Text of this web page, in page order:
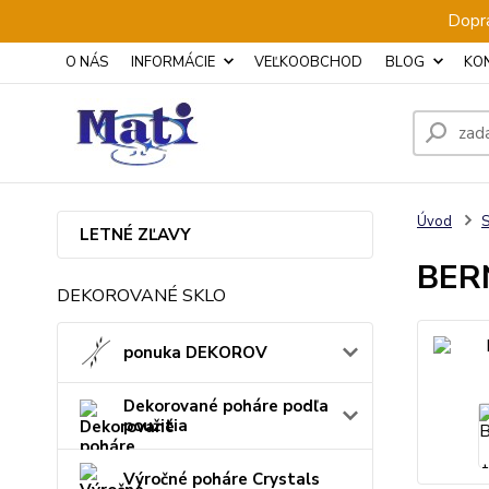
O NÁS INFORMÁCIE VEĽKOOBCHOD BLOG
LETNÉ ZĽAVY
DEKOROVANÉ SKLO
ponuka DEKOROV
Dekorované poháre podľa
použitia
Výročné poháre Crystals
Úvod